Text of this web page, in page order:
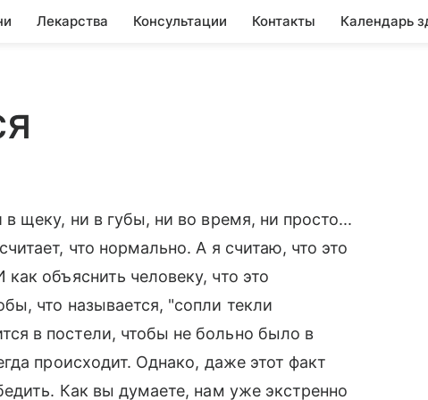
Лекарства Консультации Контакты Календарь
щеку, ни в губы, ни во время, ни просто...
что нормально. А я считаю, что это
объяснить человеку, что это
что называется, "сопли текли
в постели, чтобы не больно было в
происходит. Однако, даже этот факт
Как вы думаете, нам уже экстренно